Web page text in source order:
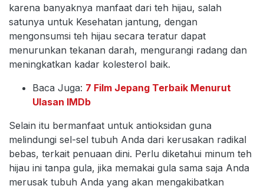
karena banyaknya manfaat dari teh hijau, salah
satunya untuk Kesehatan jantung, dengan
mengonsumsi teh hijau secara teratur dapat
menurunkan tekanan darah, mengurangi radang dan
meningkatkan kadar kolesterol baik.
Baca Juga: 7 Film Jepang Terbaik Menurut
Ulasan IMDb
Selain itu bermanfaat untuk antioksidan guna
melindungi sel-sel tubuh Anda dari kerusakan radikal
bebas, terkait penuaan dini. Perlu diketahui minum teh
hijau ini tanpa gula, jika memakai gula sama saja Anda
merusak tubuh Anda yang akan mengakibatkan